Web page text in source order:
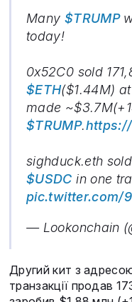
Many $TRUMP
today!
0x52C0 sold
$ETH($1.44M)
made
$TRUMP.
sighduck.eth
$USDC in one
pic.twitter.com/
— Lookonchain
Другий кит з
транзакції продав